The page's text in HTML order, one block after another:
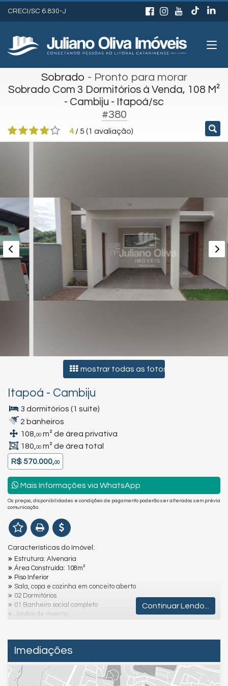
CRECI/SC 6.830-J
Sobrado - Pronto para morar
Sobrado Com 3 Dormitórios à Venda, 108 M²
- Cambiju - Itapoá/sc
#380
4 /5 (1 avaliação)
mostrar todas as fotos
Itapoá - Cambiju
3 dormitórios (1 suíte)
2 banheiros
108, 00 m² de área privativa
180, 00 m² de área total
R$ 570.000,00
Mais Informações via WhatsApp
Os preços, disponibilidades e condições de pagamento poderão ser alterados sem prévia
comunicação.
Características do Imóvel:
Estrutura: Alvenaria
Área Construída: 108m²
Piso Inferior
Sala, copa e cozinha em conceito aberto
02 Dormitórios
01 Banheiro social completo
Jardim de inverno
Área externa
Lavanderia coberta
Garagem: 1 vaga coberta, 4 vagas descobertas
Continuar Lendo...
Imediações